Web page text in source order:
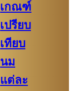
เกณฑ์
เปรียบ
เทียบ
นม
แต่ละ